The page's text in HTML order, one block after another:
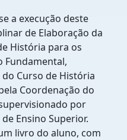
a execução deste
de Elaboração da
História para os
Fundamental,
Curso de História
Coordenação do
por
Ensino Superior.
livro do aluno, com